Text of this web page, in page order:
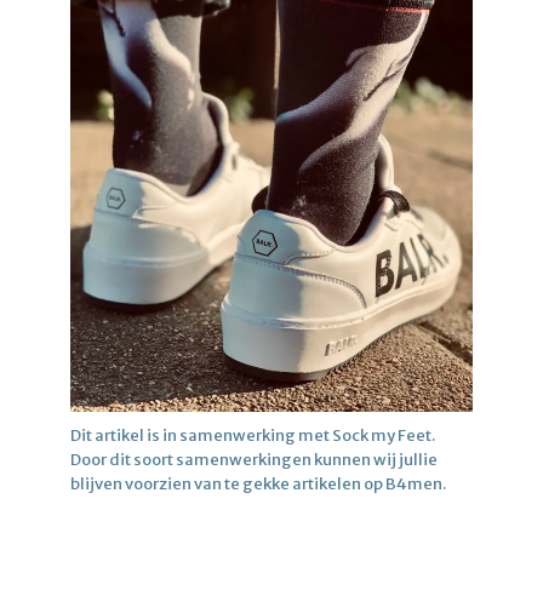
Dit artikel is in samenwerking met Sock my Feet.
Door dit soort samenwerkingen kunnen wij jullie
blijven voorzien van te gekke artikelen op B4men.